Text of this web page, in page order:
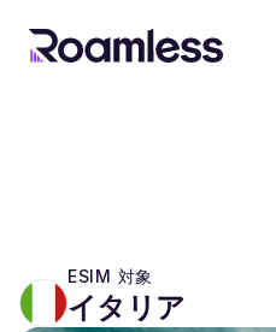
ESIM 対象
イタリア